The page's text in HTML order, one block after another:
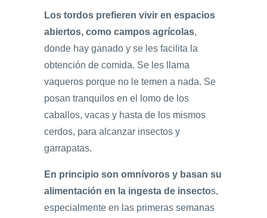
Los tordos prefieren vivir en espacios
abiertos, como campos agrícolas,
donde hay ganado y se les facilita la
obtención de comida. Se les llama
vaqueros porque no le temen a nada. Se
posan tranquilos en el lomo de los
caballos, vacas y hasta de los mismos
cerdos, para alcanzar insectos y
garrapatas.
En principio son omnívoros y basan su
alimentación en la ingesta de insectos,
especialmente en las primeras semanas